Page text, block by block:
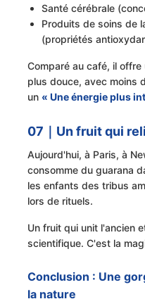
Santé cérébrale
Produits de soins de
(propriétés
Comparé au café, il
plus douce, avec moins
un « Une énergie plus
07｜Un fruit qui
Aujourd'hui, à Paris, à
consomme du guarana
les enfants des tribus
lors de rituels.
Un fruit qui unit l'ancien
scientifique. C'est la
Conclusion : Une
la nature